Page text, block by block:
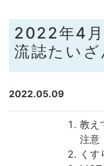
2022年4
流誌たい
2022.05.09
教え
注意
くす